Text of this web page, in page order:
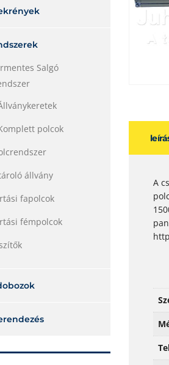
A
Salgó
polcok
állvány
fapolcok
fémpolcok